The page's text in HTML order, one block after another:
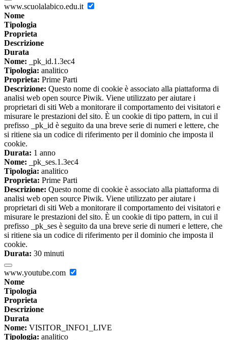
www.scuolalabico.edu.it
Nome
Tipologia
Proprieta
Descrizione
Durata
Nome: _pk_id.1.3ec4
Tipologia: analitico
Proprieta: Prime Parti
Descrizione: Questo nome di cookie è associato alla piattaforma di
analisi web open source Piwik. Viene utilizzato per aiutare i
proprietari di siti Web a monitorare il comportamento dei visitatori e
misurare le prestazioni del sito. È un cookie di tipo pattern, in cui il
prefisso _pk_id è seguito da una breve serie di numeri e lettere, che
si ritiene sia un codice di riferimento per il dominio che imposta il
cookie.
Durata: 1 anno
Nome: _pk_ses.1.3ec4
Tipologia: analitico
Proprieta: Prime Parti
Descrizione: Questo nome di cookie è associato alla piattaforma di
analisi web open source Piwik. Viene utilizzato per aiutare i
proprietari di siti Web a monitorare il comportamento dei visitatori e
misurare le prestazioni del sito. È un cookie di tipo pattern, in cui il
prefisso _pk_ses è seguito da una breve serie di numeri e lettere, che
si ritiene sia un codice di riferimento per il dominio che imposta il
cookie.
Durata: 30 minuti
www.youtube.com
Nome
Tipologia
Proprieta
Descrizione
Durata
Nome: VISITOR_INFO1_LIVE
Tipologia: analitico